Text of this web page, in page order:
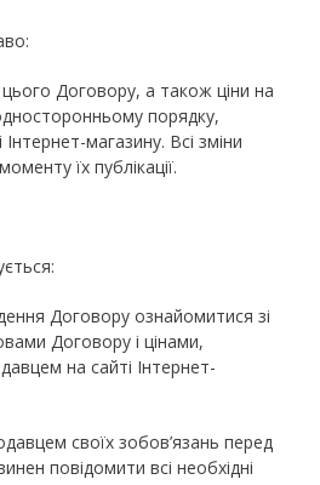
Договору, а також ціни на
порядку,
магазину. Всі зміни
їх публікації.
Договору ознайомитися зі
Договору і цінами,
на сайті Інтернет-
своїх зобов’язань перед
повідомити всі необхідні